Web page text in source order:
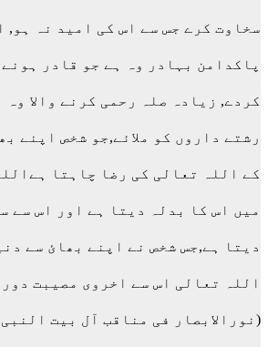
سخاوت کرے جس سے اس کی امید نہ ہو,
پاکدامن بہادر وہ ہے جو قادر
کردے, زیادہ صلہ رحمی کرنے والا
رشتے داروں کو ملائے,جو شخص اپنے
کے اللہ تعالی کی رضا چاہتا
میں اس کا بدلہ دیتا ہے اور اس سے
دیتا ہے,جس شخص نے اپنے بھائ سے
اللہ تعالی اس سے اخروی مصیبت
(نورالابصار فی مناقب آل بیت